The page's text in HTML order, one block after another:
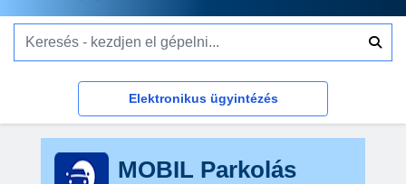
Elektronikus ügyintézés
MOBIL Parkolás